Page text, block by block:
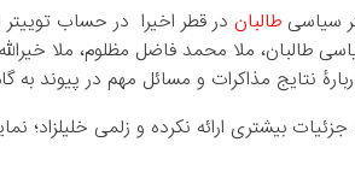
سیاسیطالبان در قطر اخیرا در حساب توییتر
طالبان، ملا محمد فاضل مظلوم، ملا
نتایج مذاکرات و مسائل مهم در پیوند
بیشتری ارائه نکرده و زلمی خلیلزاد؛